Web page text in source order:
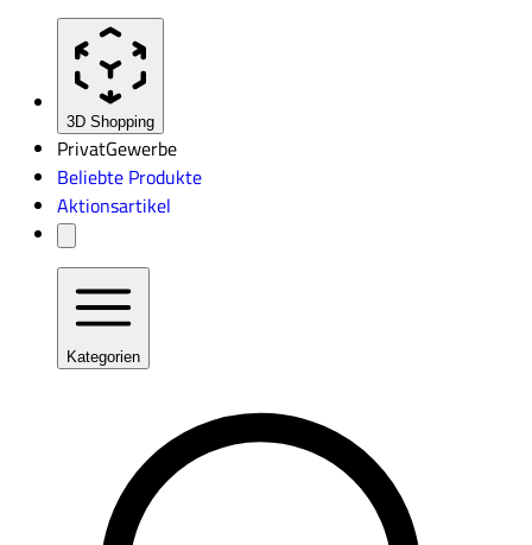
3D Shopping
PrivatGewerbe
Beliebte Produkte
Aktionsartikel
Kategorien